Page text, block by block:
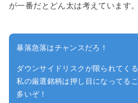
が一番だとどん太は考えています。
暴落急落はチャンスだろ！
ダウンサイドリスクが限られてくる
私の厳選銘柄は押し目になってる
多いぞ！